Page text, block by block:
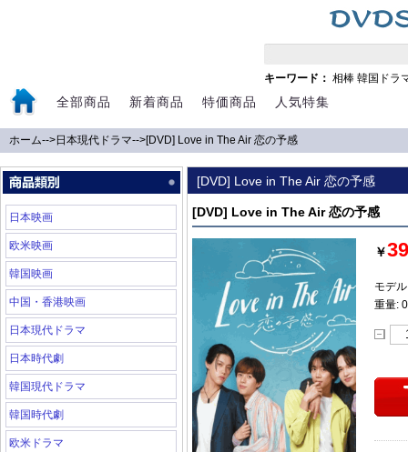
キーワード： 相棒 韓国ドラ
全部商品 新着商品 特価商品 人気特集
ホーム-->日本現代ドラマ-->[DVD] Love in The Air 恋の予感
日本映画
欧米映画
韓国映画
中国・香港映画
日本現代ドラマ
日本時代劇
韓国現代ドラマ
韓国時代劇
欧米ドラマ
[DVD] Love in The Air 恋の予感
[DVD] Love in The Air 恋の予感
￥
モデ
重量: